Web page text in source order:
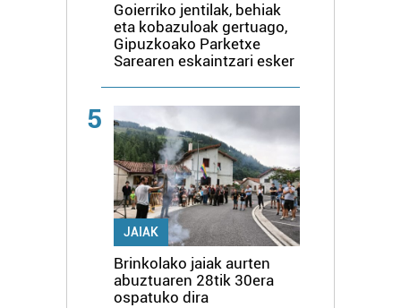
Goierriko jentilak, behiak
eta kobazuloak gertuago,
Gipuzkoako Parketxe
Sarearen eskaintzari esker
5
JAIAK
Brinkolako jaiak aurten
abuztuaren 28tik 30era
ospatuko dira